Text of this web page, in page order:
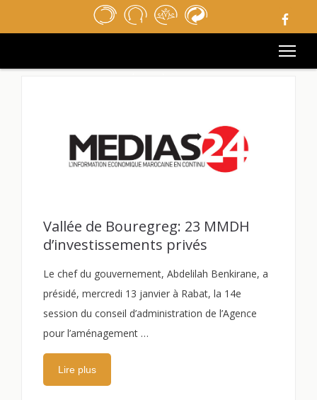
ACCUEIL
Vallée de Bouregreg: 23 MMDH
d’investissements privés
Le chef du gouvernement, Abdelilah Benkirane, a
présidé, mercredi 13 janvier à Rabat, la 14e
session du conseil d’administration de l’Agence
pour l’aménagement …
Lire plus